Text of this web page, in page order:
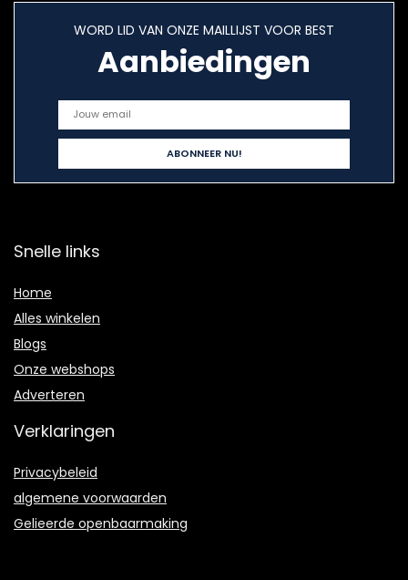
WORD LID VAN ONZE MAILLIJST VOOR BEST
Aanbiedingen
Snelle links
Home
Alles winkelen
Blogs
Onze webshops
Adverteren
Verklaringen
Privacybeleid
algemene voorwaarden
Gelieerde openbaarmaking